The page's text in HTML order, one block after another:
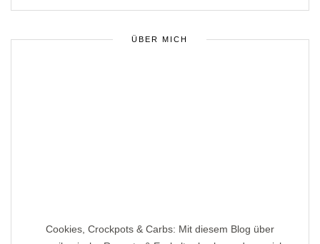
ÜBER MICH
Cookies, Crockpots & Carbs: Mit diesem Blog über